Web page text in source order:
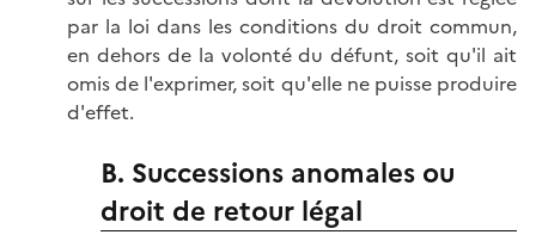
par la loi dans les conditions du droit commun,
en dehors de la volonté du défunt, soit qu'il ait
omis de l'exprimer, soit qu'elle ne puisse produire
d'effet.
B. Successions anomales ou
droit de retour légal